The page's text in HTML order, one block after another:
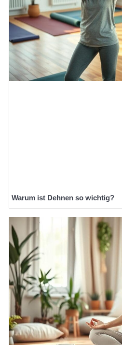
Warum ist Dehnen so wichtig?